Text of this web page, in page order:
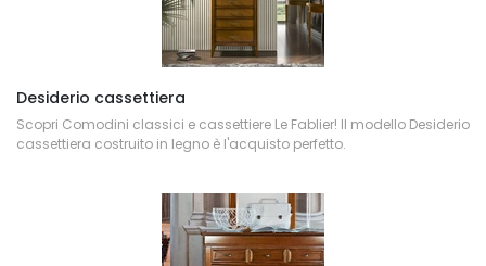
Desiderio cassettiera
Scopri Comodini classici e cassettiere Le Fablier! Il modello Desiderio
cassettiera costruito in legno è l'acquisto perfetto.